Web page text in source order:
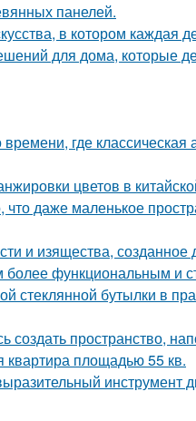
панелей.
в котором каждая
для дома, которые
где классическая
цветов в
что даже маленькое
и изящества,
более функциональным и
бутылки в
создать пространство,
квартира площадью 55 кв.
инструмент